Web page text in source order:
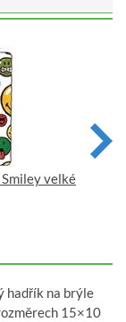
velké
na brýle
15×10